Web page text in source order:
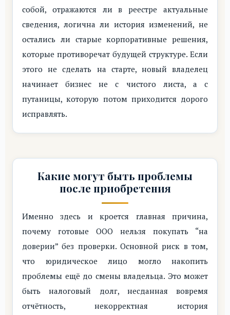
собой, отражаются ли в реестре актуальные
сведения, логична ли история изменений, не
остались ли старые корпоративные решения,
которые противоречат будущей структуре. Если
этого не сделать на старте, новый владелец
начинает бизнес не с чистого листа, а с
путаницы, которую потом приходится дорого
исправлять.
Какие могут быть проблемы
после приобретения
Именно здесь и кроется главная причина,
почему готовые ООО нельзя покупать “на
доверии” без проверки. Основной риск в том,
что юридическое лицо могло накопить
проблемы ещё до смены владельца. Это может
быть налоговый долг, несданная вовремя
отчётность, некорректная история